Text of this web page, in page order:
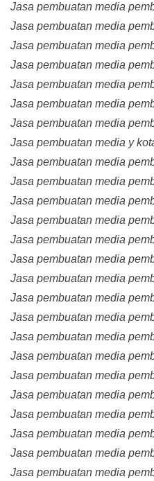
Jasa pembuatan media
Jasa pembuatan media
Jasa pembuatan media
Jasa pembuatan media
Jasa pembuatan media
Jasa pembuatan media
Jasa pembuatan media
Jasa pembuatan media y
Jasa pembuatan media
Jasa pembuatan media
Jasa pembuatan media
Jasa pembuatan media
Jasa pembuatan media
Jasa pembuatan media
Jasa pembuatan media
Jasa pembuatan media
Jasa pembuatan media
Jasa pembuatan media
Jasa pembuatan media
Jasa pembuatan media
Jasa pembuatan media
Jasa pembuatan media
Jasa pembuatan media
Jasa pembuatan media
Jasa pembuatan media